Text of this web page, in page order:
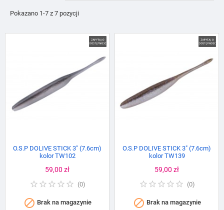
Pokazano 1-7 z 7 pozycji
O.S.P DOLIVE STICK 3" (7.6cm)
kolor TW102
Cena
59,00 zł
(0)
 Brak na magazynie
O.S.P DOLIVE STICK 3" (7.6cm)
kolor TW139
Cena
59,00 zł
(0)
 Brak na magazynie